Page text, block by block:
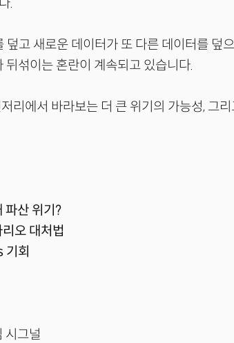
덮고 새로운 데이터가 또 다른 데이터를 덮
뒤섞이는 혼란이 계속되고 있습니다.
리에서 바라보는 더 큰 위기의 가능성, 그
파산 위기?
오 대처법
기회
시그널